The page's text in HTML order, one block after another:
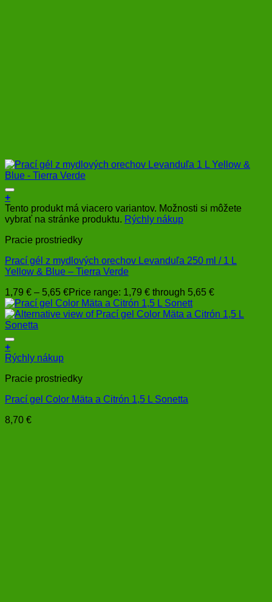
+
Tento produkt má viacero variantov. Možnosti si môžete
vybrať na stránke produktu. Rýchly nákup
Pracie prostriedky
Prací gél z mydlových orechov Levanduľa 250 ml / 1 L
Yellow & Blue – Tierra Verde
1,79 € – 5,65 €Price range: 1,79 € through 5,65 €
+
Rýchly nákup
Pracie prostriedky
Prací gel Color Mäta a Citrón 1,5 L Sonetta
8,70 €